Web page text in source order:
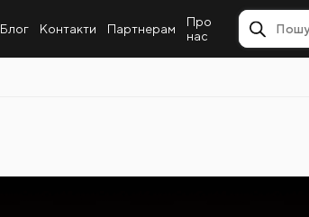
Блог Контакти Партнерам
Про
нас